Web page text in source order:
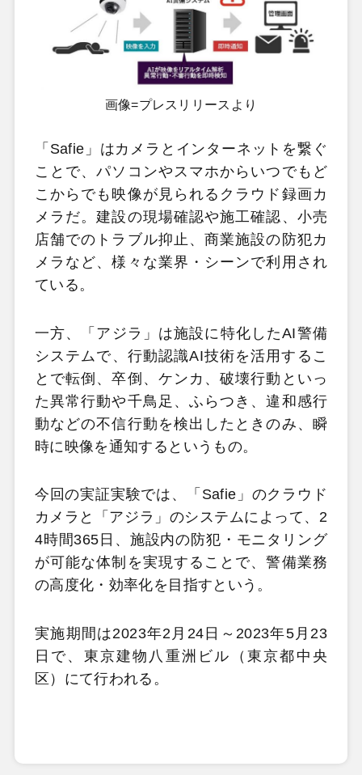
画像=プレスリリースより
「Safie」はカメラとインターネットを繋ぐ
ことで、パソコンやスマホからいつでもど
こからでも映像が見られるクラウド録画カ
メラだ。建設の現場確認や施工確認、小売
店舗でのトラブル抑止、商業施設の防犯カ
メラなど、様々な業界・シーンで利用され
ている。
一方、「アジラ」は施設に特化したAI警備
システムで、行動認識AI技術を活用するこ
とで転倒、卒倒、ケンカ、破壊行動といっ
た異常行動や千鳥足、ふらつき、違和感行
動などの不信行動を検出したときのみ、瞬
時に映像を通知するというもの。
今回の実証実験では、「Safie」のクラウド
カメラと「アジラ」のシステムによって、2
4時間365日、施設内の防犯・モニタリング
が可能な体制を実現することで、警備業務
の高度化・効率化を目指すという。
実施期間は2023年2月24日～2023年5月23
日で、東京建物八重洲ビル（東京都中央
区）にて行われる。